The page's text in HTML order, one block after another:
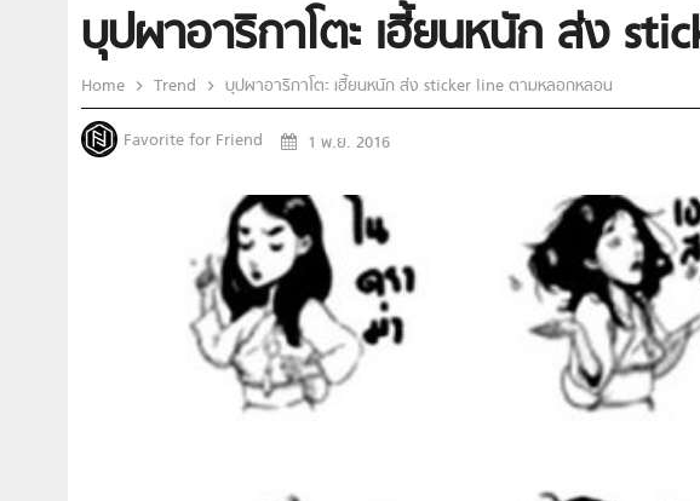
บุปผาอาริกาโตะ เฮี้ยนหนัก ส่ง
Home Trend บุปผาอาริกาโตะ เฮี้ยนหนัก ส่ง sticker line ตามหลอกหลอน
Favorite for Friend 1 พ.ย. 2016